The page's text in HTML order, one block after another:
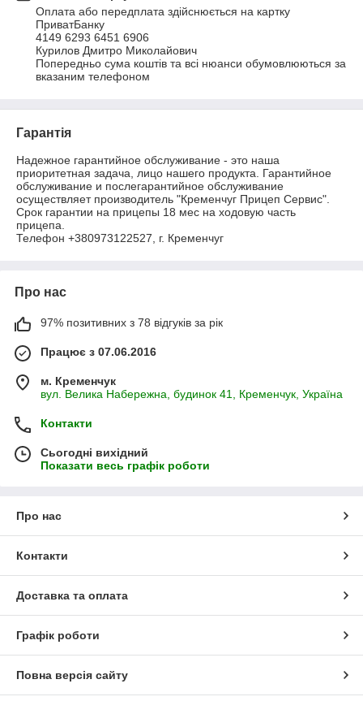
Оплата або передплата здійснюється на картку
ПриватБанку
4149 6293 6451 6906
Курилов Дмитро Миколайович
Попередньо сума коштів та всі нюанси обумовлюються за
вказаним телефоном
Гарантія
Надежное гарантийное обслуживание - это наша
приоритетная задача, лицо нашего продукта. Гарантийное
обслуживание и послегарантийное обслуживание
осуществляет производитель "Кременчуг Прицеп Сервис".
Срок гарантии на прицепы 18 мес на ходовую часть
прицепа.
Телефон +380973122527, г. Кременчуг
Про нас
97% позитивних з 78 відгуків за рік
Працює з 07.06.2016
м. Кременчук
вул. Велика Набережна, будинок 41, Кременчук, Україна
Контакти
Сьогодні вихідний
Показати весь графік роботи
Про нас
Контакти
Доставка та оплата
Графік роботи
Повна версія сайту